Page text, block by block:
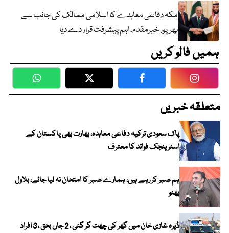
مکہ دفاعی معاہدے کا اسلامی ممالک کی جانب سے
بھرپور خیرمقدم، اہم پیشرفت قرار دے دیا
ہمیں فالو کریں
WhatsApp Twitter Facebook
متعلقہ خبریں
پاک سعودی ترکیہ دفاعی معاہدہ، بھارت بھی پاکستان کے
اسٹریٹجک فوائد کا معترف
ہم صبر کر رہے ہیں، ہمارے صبر کا امتحان نہ لیا جائے، بلاول
بھٹو
ڈیرہ غازی خان میں گھر کی چھت گر گئی ، 2 جاں بحق ، 3 افراد